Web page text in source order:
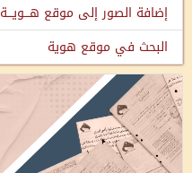
إضافة الصور إلى موقع هـــويـــة
البحث في موقع هوية